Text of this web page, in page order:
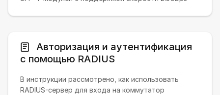
Авторизация и аутентификация
с помощью RADIUS
В инструкции рассмотрено, как использовать
RADIUS-сервер для входа на коммутатор